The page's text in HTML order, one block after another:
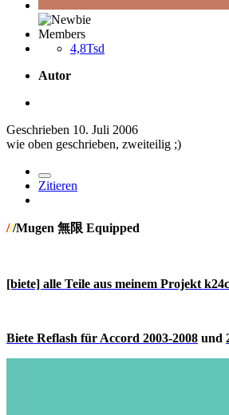
Members
4,8Tsd
Autor
Geschrieben 10. Juli 2006
wie oben geschrieben, zweiteilig ;)
Zitieren
///Mugen 無限 Equipped
[biete] alle Teile aus meinem Projekt
Biete Reflash für Accord 2003-2008 und